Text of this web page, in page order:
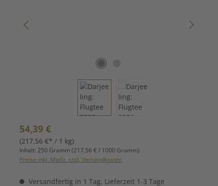
Regulärer Preis:
54,39 €
(217,56 €* / 1 kg)
Inhalt: 250 Gramm (217,56 € / 1000 Gramm)
Preise inkl. MwSt. zzgl. Versandkosten
Versandfertig in 1 Tag, Lieferzeit 1-3 Tage